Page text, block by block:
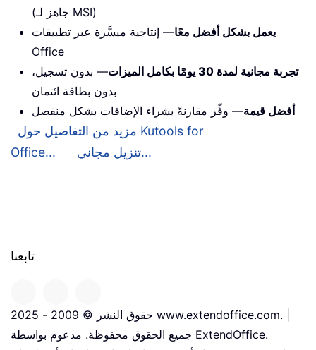
(جاهز لـ MSI)
يعمل بشكل أفضل معًا— إنتاجية ميسَّرة عبر تطبيقات
Office
تجربة مجانية لمدة 30 يومًا بكامل الميزات
— بدون تسجيل،
بدون بطاقة ائتمان
أفضل قيمة— وفِّر مقارنةً بشراء الإضافات بشكل منفصل
مزيد من التفاصيل حول Kutools for
Office...
تنزيل مجاني...
تابعنا
حقوق النشر © 2009 - 2025 www.extendoffice.com. |
جميع الحقوق محفوظة. مدعوم بواسطة ExtendOffice.